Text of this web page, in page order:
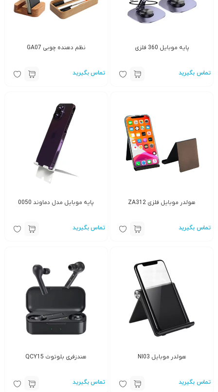
پایه موبایل 360 فلزی
تماس بگیرید
نظم دهنده چوبی GA07
تماس بگیرید
هولدر موبایل فلزی ZA312
تماس بگیرید
پایه موبایل مدل دماوند 0050
تماس بگیرید
هولدر موبایل NI03
تماس بگیرید
هندزفری بلوتوث QCY15
تماس بگیرید